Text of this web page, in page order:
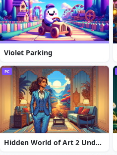
Violet Parking
PC
Hidden World of Art 2 Undercover Art Agent